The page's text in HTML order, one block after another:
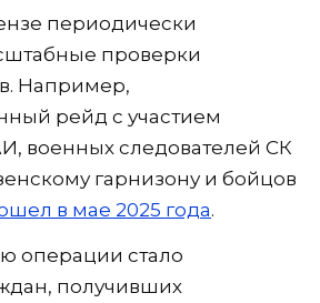
периодически
проверки
Например,
рейд с участием
военных следователей СК
гарнизону и бойцов
в мае 2025 года.
операции стало
получивших